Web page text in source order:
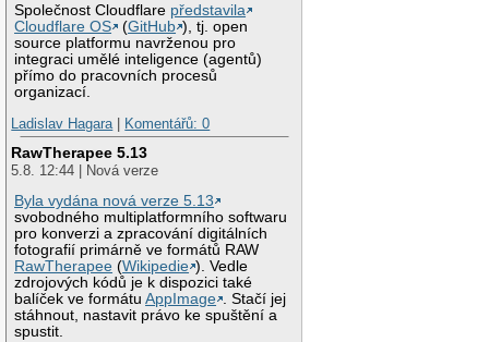
Společnost Cloudflare představila
Cloudflare OS
(GitHub ), tj. open
source platformu navrženou pro
integraci umělé inteligence (agentů)
přímo do pracovních procesů
organizací.
Ladislav Hagara| Komentářů: 0
RawTherapee 5.13
5.8. 12:44 | Nová verze
Byla vydána nová verze 5.13
svobodného multiplatformního softwaru
pro konverzi a zpracování digitálních
fotografií primárně ve formátů RAW
RawTherapee (Wikipedie ). Vedle
zdrojových kódů je k dispozici také
balíček ve formátuAppImage . Stačí jej
stáhnout, nastavit právo ke spuštění a
spustit.